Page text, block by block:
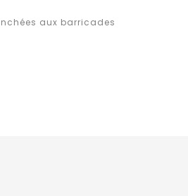
aux barricades